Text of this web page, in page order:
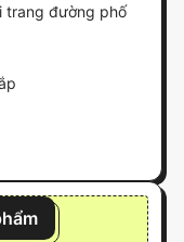
trang đường phố